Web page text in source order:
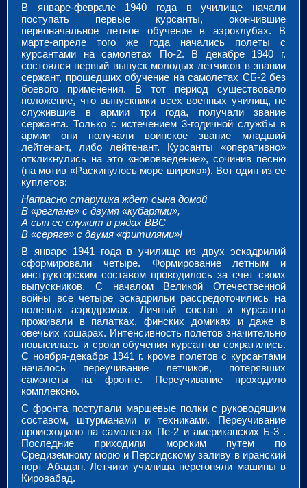
В январе-феврале 1940 года в училище начали
поступать первые курсанты, окончившие
первоначальное летное обучение в аэроклубах. В
марте-апреле того же года начались полеты с
курсантами на самолетах По-2. В декабре 1940 г.
состоялся первый выпуск молодых летчиков в звании
сержант, прошедших обучение на самолетах СБ-2 без
боевого применения. В тот период существовало
положение, что выпускники всех военных училищ, не
служившие в армии три года, получали звание
сержанта. Только с истечением 3-годичной службы в
армии они получали воинское звание младший
лейтенант, либо лейтенант. Курсанты «оперативно»
откликнулись на это «нововведение», сочинив песню
(на мотив «Раскинулось море широко»). Вот один из ее
куплетов:
Напрасно старушка ждет сына домой
В «реглане» с двумя «кубарями»,
А сын ее служит в рядах ВВС
В «серяге» с двумя «фитилями»!
В январе 1941 года в училище из двух эскадрилий
сформировали четыре. Формирование летным и
инструкторским составом проводилось за счет своих
выпускников. С началом Великой Отечественной
войны все четыре эскадрильи рассредоточились на
полевых аэродромах. Личный состав и курсанты
проживали в палатках, финских домиках и даже в
овечьих кошарах. Интенсивность полетов значительно
повысилась и сроки обучения курсантов сократились.
С ноября-декабря 1941 г. кроме полетов с курсантами
началось переучивание летчиков, потерявших
самолеты на фронте. Переучивание проходило
комплексно.
С фронта поступали маршевые полки с руководящим
составом, штурманами и техниками. Переучивание
происходило на самолетах Пе-2 и американских Б-3 .
Последние приходили морским путем по
Средиземному морю и Персидскому заливу в иранский
порт Абадан. Летчики училища перегоняли машины в
Кировабад.